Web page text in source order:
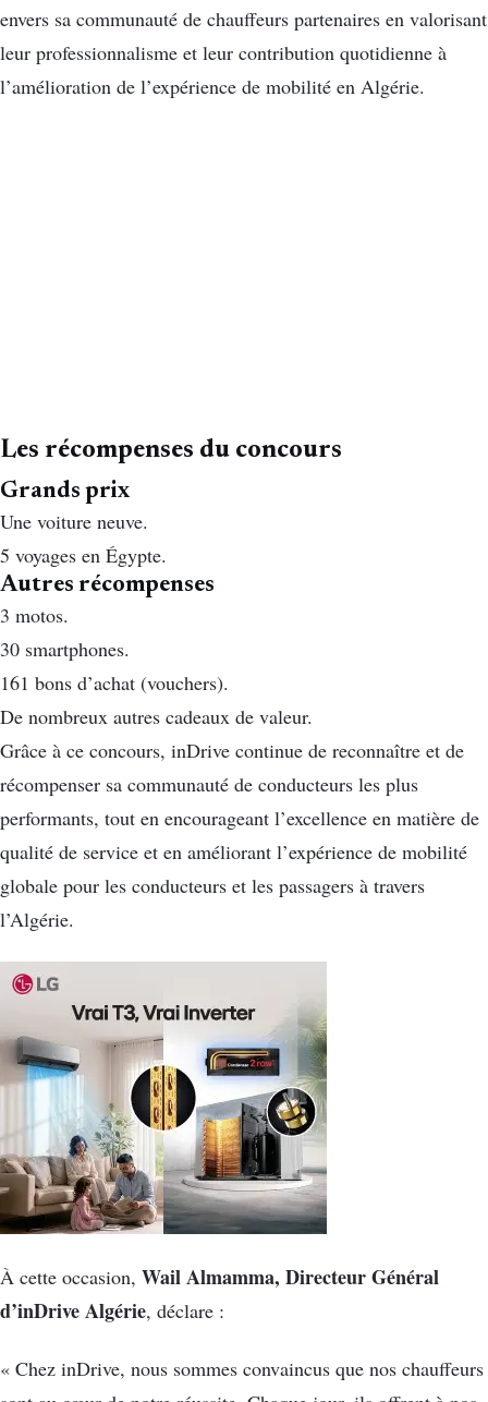
envers sa communauté de chauffeurs partenaires en valorisant
leur professionnalisme et leur contribution quotidienne à
l’amélioration de l’expérience de mobilité en Algérie.
Les récompenses du concours
Grands prix
Une voiture neuve.
5 voyages en Égypte.
Autres récompenses
3 motos.
30 smartphones.
161 bons d’achat (vouchers).
De nombreux autres cadeaux de valeur.
Grâce à ce concours, inDrive continue de reconnaître et de
récompenser sa communauté de conducteurs les plus
performants, tout en encourageant l’excellence en matière de
qualité de service et en améliorant l’expérience de mobilité
globale pour les conducteurs et les passagers à travers
l’Algérie.
À cette occasion, Wail Almamma, Directeur Général
d’inDrive Algérie, déclare :
« Chez inDrive, nous sommes convaincus que nos chauffeurs